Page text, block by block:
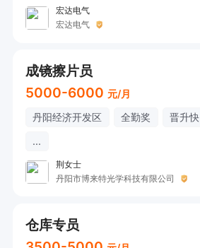
宏达电气
宏达电气
成镜擦片员
5000-6000 元/月
丹阳经济开发区 全勤奖 晋升快
...
荆女士
丹阳市博来特光学科技有限公司
仓库专员